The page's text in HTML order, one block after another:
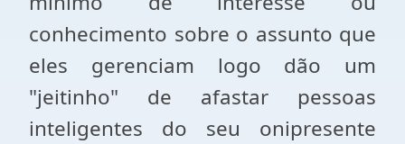
conhecimento sobre o assunto que
eles gerenciam logo dão um
"jeitinho" de afastar pessoas
inteligentes do seu onipresente